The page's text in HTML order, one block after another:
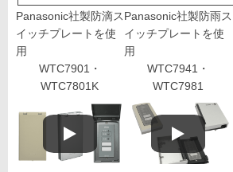
Panasonic社製防滴ス
イッチプレートを使
用
WTC7901・
WTC7801K
Panasonic社製防雨ス
イッチプレートを使
用
WTC7941・
WTC7981